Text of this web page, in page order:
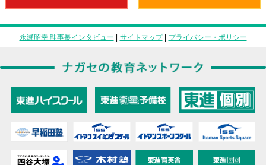
永瀬昭幸 理事長インタビュー | サイトマップ| プライバシー・ポリシー